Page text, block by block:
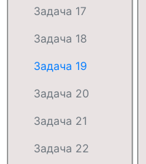
Задача 17
Задача 18
Задача 19
Задача 20
Задача 21
Задача 22